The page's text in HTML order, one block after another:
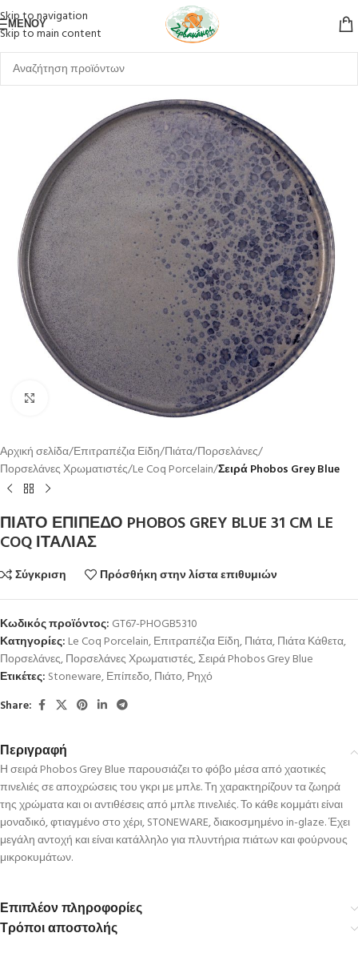
Skip to navigation
Skip to main content
ΜΕΝΟΎ
Κλικ για μεγέθυνση
Αρχική σελίδα Επιτραπέζια Είδη Πιάτα Πορσελάνες
Πορσελάνες Χρωματιστές Le Coq Porcelain Σειρά Phobos Grey Blue
ΠΙΑΤΟ ΕΠΙΠΕΔΟ PHOBOS GREY BLUE 31 CM LE
COQ ΙΤΑΛΙΑΣ
Σύγκριση Πρόσθήκη στην λίστα επιθυμιών
Κωδικός προϊόντος: GT67-PHOGB5310
Κατηγορίες: Le Coq Porcelain,Επιτραπέζια Είδη,Πιάτα,Πιάτα Κάθετα,
Πορσελάνες,Πορσελάνες Χρωματιστές,Σειρά Phobos Grey Blue
Ετικέτες: Stoneware,Επίπεδο,Πιάτο,Ρηχό
Share:
Περιγραφή
Η σειρά Phobos Grey Blue παρουσιάζει το φόβο μέσα από χαοτικές
πινελιές σε αποχρώσεις του γκρι με μπλε. Τη χαρακτηρίζουν τα ζωηρά
της χρώματα και οι αντιθέσεις από μπλε πινελιές. Το κάθε κομμάτι είναι
μοναδικό, φτιαγμένο στο χέρι, STONEWARE, διακοσμημένο in-glaze. Έχει
μεγάλη αντοχή και είναι κατάλληλο για πλυντήρια πιάτων και φούρνους
μικροκυμάτων.
Επιπλέον πληροφορίες
Τρόποι αποστολής